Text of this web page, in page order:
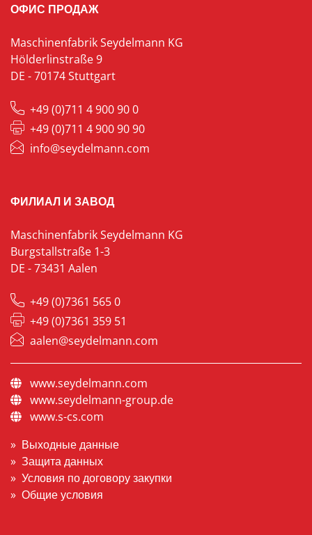
ОФИС ПРОДАЖ
Maschinenfabrik Seydelmann KG
Hölderlinstraße 9
DE - 70174 Stuttgart
+49 (0)711 4 900 90 0
+49 (0)711 4 900 90 90
info@seydelmann.com
ФИЛИАЛ И ЗАВОД
Maschinenfabrik Seydelmann KG
Burgstallstraße 1-3
DE - 73431 Aalen
+49 (0)7361 565 0
+49 (0)7361 359 51
aalen@seydelmann.com
www.seydelmann.com
www.seydelmann-group.de
www.s-cs.com
Выходные данные
Защита данных
Условия по договору закупки
Общие условия